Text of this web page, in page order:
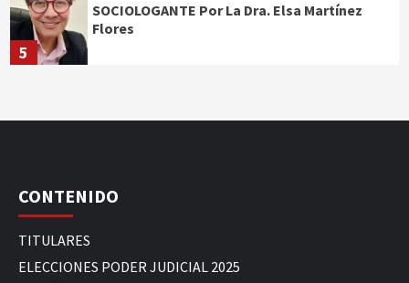
5
SOCIOLOGANTE Por La Dra. Elsa Martínez
Flores
CONTENIDO
TITULARES
ELECCIONES PODER JUDICIAL 2025